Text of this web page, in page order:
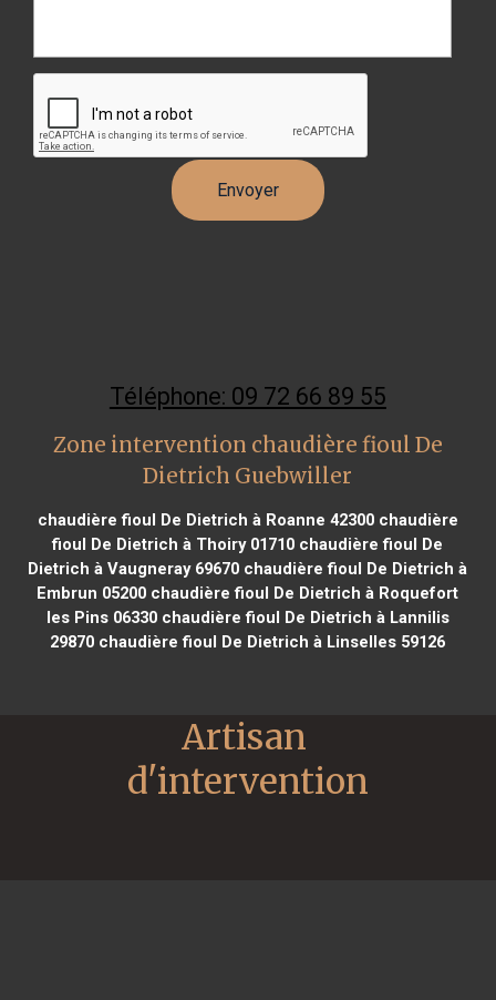
Téléphone: 09 72 66 89 55
Zone intervention chaudière fioul De
Dietrich Guebwiller
chaudière fioul De Dietrich à Roanne 42300chaudière
fioul De Dietrich à Thoiry 01710 chaudière fioul De
Dietrich à Vaugneray 69670 chaudière fioul De Dietrich à
Embrun 05200 chaudière fioul De Dietrich à Roquefort
les Pins 06330chaudière fioul De Dietrich à Lannilis
29870 chaudière fioul De Dietrich à Linselles 59126
Artisan
d'intervention